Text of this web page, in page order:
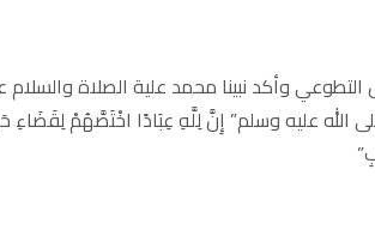
وأكد نبينا محمد علية الصلاة
تَطَوَّعَ خَيْرًا فَهُوَ خَيْرٌ لَهُ” *البقرة 184 وقال رسولنا الكريم صلى الله عليه وسلم” إِنَّ